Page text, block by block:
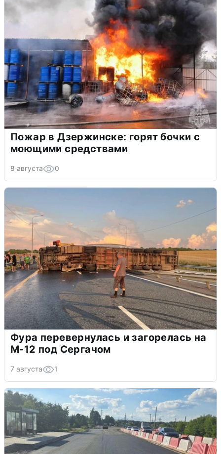
Пожар в Дзержинске: горят бочки с
моющими средствами
8 августа 0
Фура перевернулась и загорелась на
М-12 под Сергачом
7 августа 1